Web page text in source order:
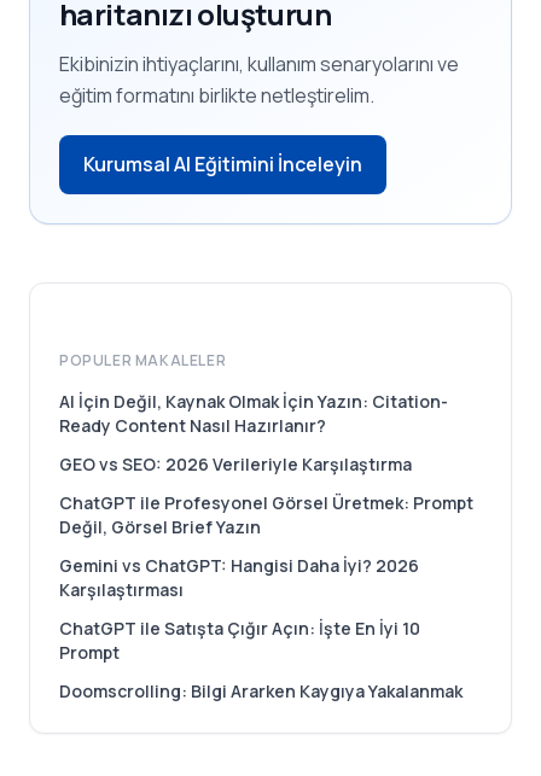
haritanızı oluşturun
Ekibinizin ihtiyaçlarını, kullanım senaryolarını ve
eğitim formatını birlikte netleştirelim.
Kurumsal AI Eğitimini İnceleyin
POPULER MAKALELER
AI İçin Değil, Kaynak Olmak İçin Yazın: Citation-
Ready Content Nasıl Hazırlanır?
GEO vs SEO: 2026 Verileriyle Karşılaştırma
ChatGPT ile Profesyonel Görsel Üretmek: Prompt
Değil, Görsel Brief Yazın
Gemini vs ChatGPT: Hangisi Daha İyi? 2026
Karşılaştırması
ChatGPT ile Satışta Çığır Açın: İşte En İyi 10
Prompt
Doomscrolling: Bilgi Ararken Kaygıya Yakalanmak